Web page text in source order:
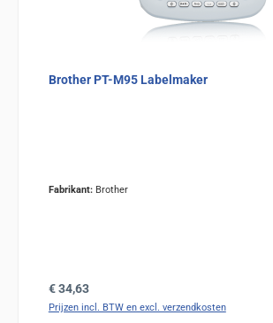
Brother PT-M95 Labelmaker
Fabrikant: Brother
Normale prijs:
€ 34,63
Prijzen incl. BTW en excl. verzendkosten